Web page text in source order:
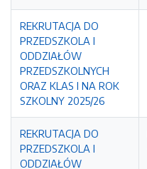
REKRUTACJA DO
PRZEDSZKOLA I
ODDZIAŁÓW
PRZEDSZKOLNYCH
ORAZ KLAS I NA ROK
SZKOLNY 2025/26
REKRUTACJA DO
PRZEDSZKOLA I
ODDZIAŁÓW